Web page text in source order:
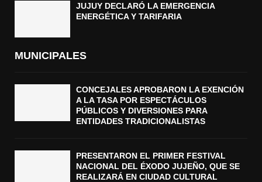
JUJUY DECLARÓ LA EMERGENCIA
ENERGÉTICA Y TARIFARIA
MUNICIPALES
CONCEJALES APROBARON LA EXENCIÓN
A LA TASA POR ESPECTÁCULOS
PÚBLICOS Y DIVERSIONES PARA
ENTIDADES TRADICIONALISTAS
PRESENTARON EL PRIMER FESTIVAL
NACIONAL DEL ÉXODO JUJEÑO, QUE SE
REALIZARÁ EN CIUDAD CULTURAL